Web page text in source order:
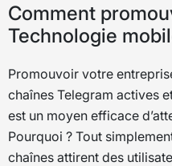
Comment
Technologie
Promouvoir votre
chaînes Telegram actives
est un moyen efficace
Pourquoi ? Tout
chaînes attirent des